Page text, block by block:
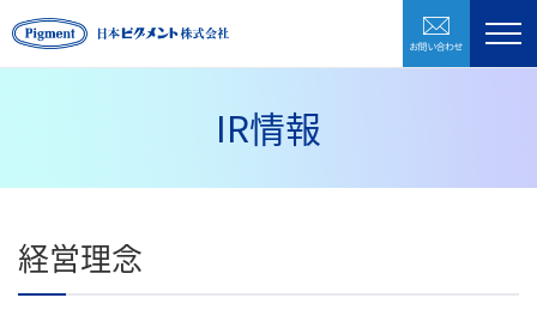
製品紹介
採用情報
IR情報
経営理念